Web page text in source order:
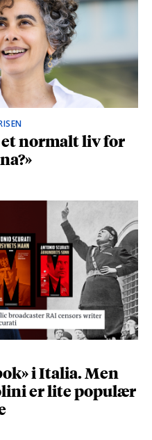
et normalt liv for
i Italia. Men
er lite populær